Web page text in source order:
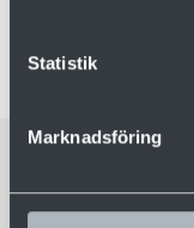
Statistik
Marknadsföring
Download